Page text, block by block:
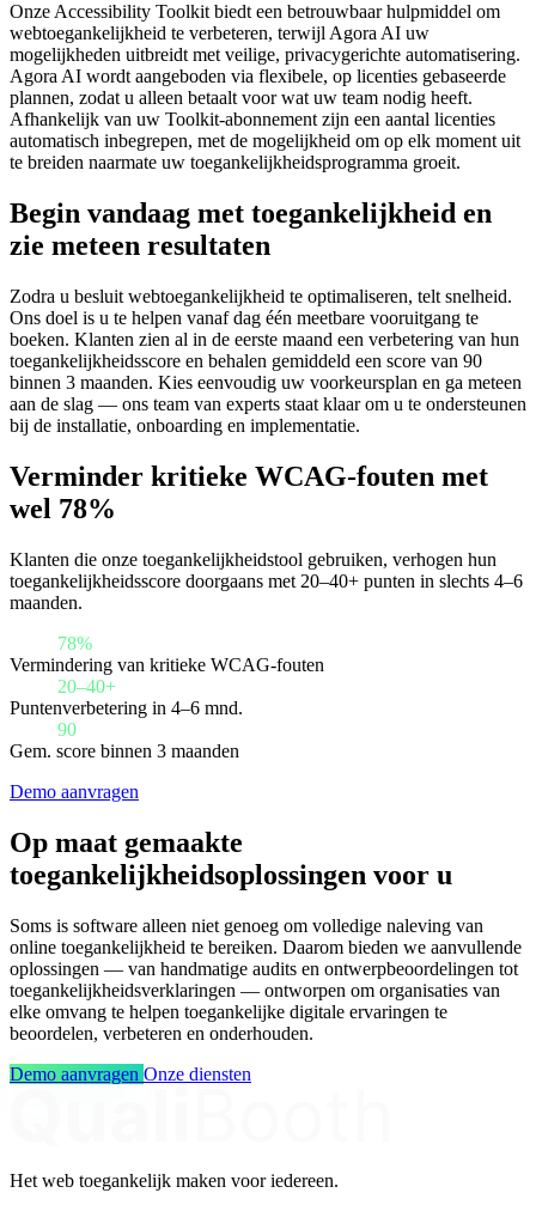
Onze Accessibility Toolkit biedt een betrouwbaar hulpmiddel om
webtoegankelijkheid te verbeteren, terwijl Agora AI uw
mogelijkheden uitbreidt met veilige, privacygerichte automatisering.
Agora AI wordt aangeboden via flexibele, op licenties gebaseerde
plannen, zodat u alleen betaalt voor wat uw team nodig heeft.
Afhankelijk van uw Toolkit-abonnement zijn een aantal licenties
automatisch inbegrepen, met de mogelijkheid om op elk moment uit
te breiden naarmate uw toegankelijkheidsprogramma groeit.
Begin vandaag met toegankelijkheid en
zie meteen resultaten
Zodra u besluit webtoegankelijkheid te optimaliseren, telt snelheid.
Ons doel is u te helpen vanaf dag één meetbare vooruitgang te
boeken. Klanten zien al in de eerste maand een verbetering van hun
toegankelijkheidsscore en behalen gemiddeld een score van 90
binnen 3 maanden. Kies eenvoudig uw voorkeursplan en ga meteen
aan de slag — ons team van experts staat klaar om u te ondersteunen
bij de installatie, onboarding en implementatie.
Verminder kritieke WCAG-fouten met
wel 78%
Klanten die onze toegankelijkheidstool gebruiken, verhogen hun
toegankelijkheidsscore doorgaans met 20–40+ punten in slechts 4–6
maanden.
78%
Vermindering van kritieke WCAG-fouten
20–40+
Puntenverbetering in 4–6 mnd.
90
Gem. score binnen 3 maanden
Demo aanvragen
Op maat gemaakte
toegankelijkheidsoplossingen voor u
Soms is software alleen niet genoeg om volledige naleving van
online toegankelijkheid te bereiken. Daarom bieden we aanvullende
oplossingen — van handmatige audits en ontwerpbeoordelingen tot
toegankelijkheidsverklaringen — ontworpen om organisaties van
elke omvang te helpen toegankelijke digitale ervaringen te
beoordelen, verbeteren en onderhouden.
Demo aanvragen Onze diensten
Het web toegankelijk maken voor iedereen.